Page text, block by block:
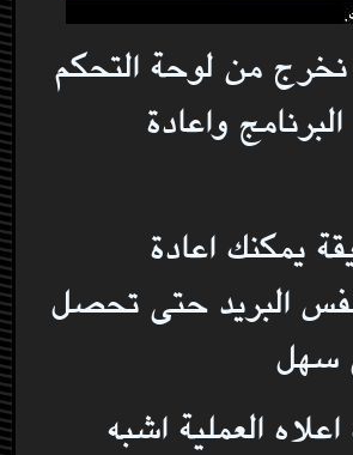
نخرج من لوحة التحكم
واعادة
يمكنك اعادة
البريد حتى تحصل
سهل
العملية اشبه